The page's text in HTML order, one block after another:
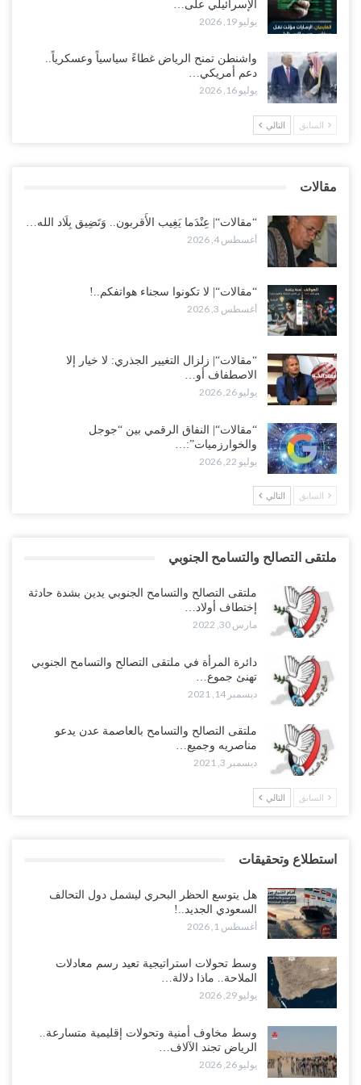
مع تصاعد الخلافات داخل “الرئاسي”.. أعضاء المجلس ينقلبون على
أغسطس 3, 2026
العطش وغياب الغاز يفاقمان مأساة الأهالي بعدن.. مدينة تغرق في دوامة
الانهيار الخدمي..!
أغسطس 3, 2026
الإسرائيلي على…
يوليو 19, 2026
واشنطن تمنح الرياض غطاءً سياسياً وعسكرياً..
دعم أمريكي…
يوليو 16, 2026
السابق التالي
مقالات
“مقالات“| عِنْدَما يَغِيب الأَقربون.. وَتَضِيق بِلَاد الله…
أغسطس 4, 2026
“مقالات“| لا تكونوا سجناء هواتفكم..!
أغسطس 3, 2026
“مقالات“| زلزال التغيير الجذري: لا خيار إلا
الاصطفاف أو…
يوليو 26, 2026
“مقالات“| النفاق الرقمي بين “جوجل
والخوارزميات”:…
يوليو 22, 2026
السابق التالي
ملتقى التصالح والتسامح الجنوبي
ملتقى التصالح والتسامح الجنوبي يدين بشدة حادثة
إختطاف أولاد…
مارس 30, 2022
دائرة المرأة في ملتقى التصالح والتسامح الجنوبي
تهنئ جموع…
ديسمبر 14, 2021
ملتقى التصالح والتسامح بالعاصمة عدن يدعو
مناصريه وجميع…
ديسمبر 3, 2021
السابق التالي
استطلاع وتحقيقات
هل يتوسع الحظر البحري ليشمل دول التحالف
السعودي الجديد..!
أغسطس 1, 2026
وسط تحولات استراتيجية تعيد رسم معادلات
الملاحة.. ماذا دلالة…
يوليو 29, 2026
وسط مخاوف أمنية وتحولات إقليمية متسارعة..
الرياض تجند الآلاف…
يوليو 26, 2026